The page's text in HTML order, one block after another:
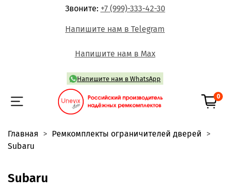
Звоните: +7 (999)-333-42-30
Напишите нам в Telegram
Напишите нам в Max
Напишите нам в WhatsApp
0
Главная
Ремкомплекты ограничителей дверей
Subaru
Subaru